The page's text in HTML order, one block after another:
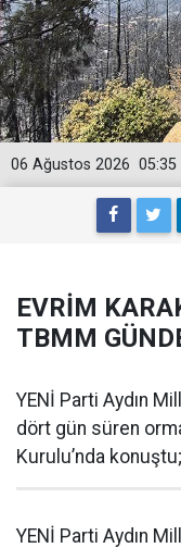
05:35
06 Ağustos 2026
EVRİM
TBMM
YENİ Parti Aydın
dört gün süren
Kurulu’nda konuştu;
YENİ Parti Aydın